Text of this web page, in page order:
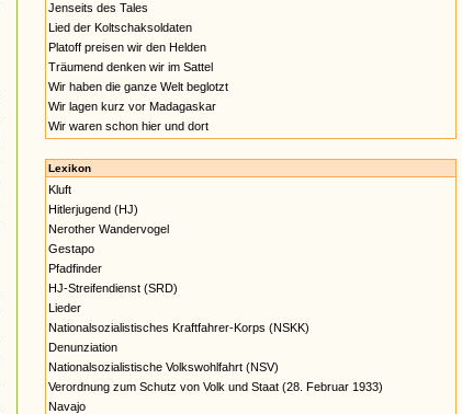
Jenseits des Tales
Lied der Koltschaksoldaten
Platoff preisen wir den Helden
Träumend denken wir im Sattel
Wir haben die ganze Welt beglotzt
Wir lagen kurz vor Madagaskar
Wir waren schon hier und dort
Lexikon
Kluft
Hitlerjugend (HJ)
Nerother Wandervogel
Gestapo
Pfadfinder
HJ-Streifendienst (SRD)
Lieder
Nationalsozialistisches Kraftfahrer-Korps (NSKK)
Denunziation
Nationalsozialistische Volkswohlfahrt (NSV)
Verordnung zum Schutz von Volk und Staat (28. Februar 1933)
Navajo